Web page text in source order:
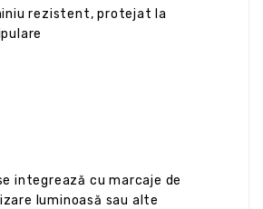
rezistent, protejat la
integrează cu marcaje de
luminoasă sau alte